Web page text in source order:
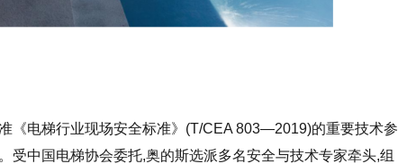
《电梯行业现场安全标准》(T/CEA 803—2019)的重要技术参
受中国电梯协会委托,奥的斯选派多名安全与技术专家牵头,组